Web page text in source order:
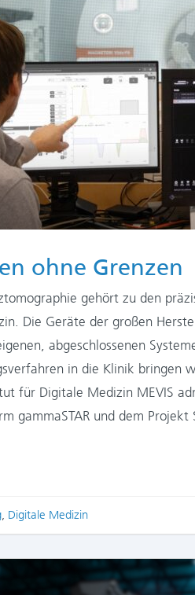
ohne Grenzen
gehört zu den
Die Geräte der großen
abgeschlossenen
in die Klinik bringen
für Digitale Medizin MEVIS
gammaSTAR und dem Projekt
, Digitale Medizin